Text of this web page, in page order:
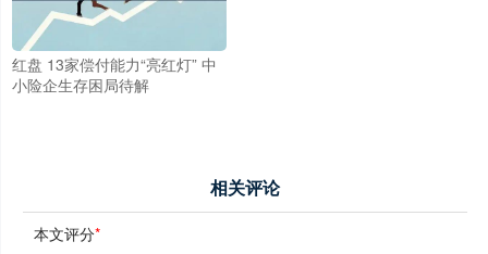
红盘 13家偿付能力“亮红灯” 中
小险企生存困局待解
相关评论
本文评分*